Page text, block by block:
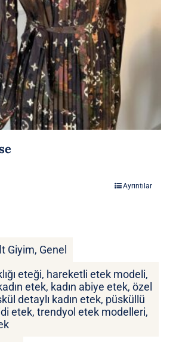
Ayrıntılar
Giyim, Genel
eteği, hareketli etek modeli,
etek, kadın abiye etek, özel
detaylı kadın etek, püsküllü
etek, trendyol etek modelleri,